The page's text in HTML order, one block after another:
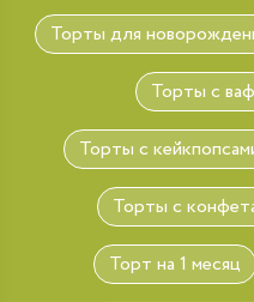
Торты для
Торты с
Торты с
Торты с
Торт на 1 месяц